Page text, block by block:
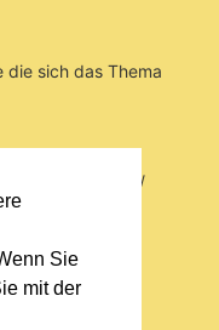
Sie
mit der
die sich das Thema